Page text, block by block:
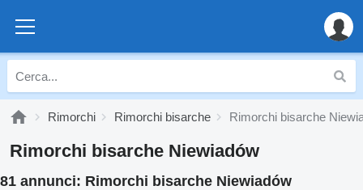
Rimorchi Rimorchi bisarche Rimorchi bisarche
Rimorchi bisarche Niewiadów
81 annunci: Rimorchi bisarche Niewiadów